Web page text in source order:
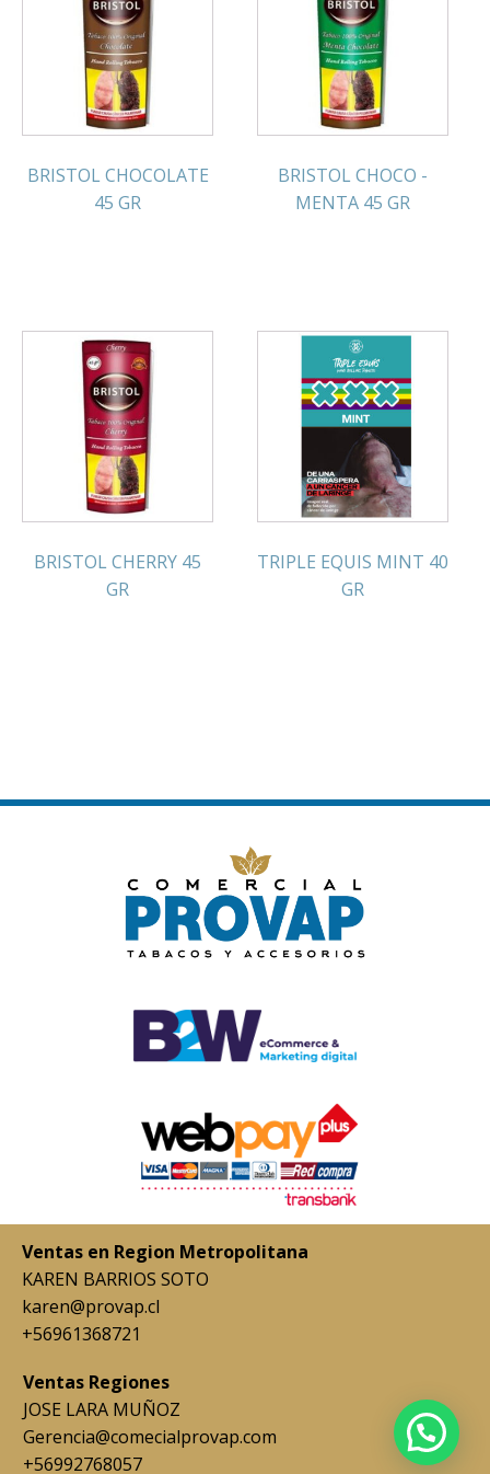
BRISTOL CHOCOLATE
45 GR
BRISTOL CHOCO -
MENTA 45 GR
BRISTOL CHERRY 45
GR
TRIPLE EQUIS MINT 40
GR
Ventas en Region Metropolitana
KAREN BARRIOS SOTO
karen@provap.cl
+56961368721
Ventas Regiones
JOSE LARA MUÑOZ
Gerencia@comecialprovap.com
+56992768057